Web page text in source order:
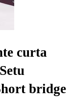
curta
bridge